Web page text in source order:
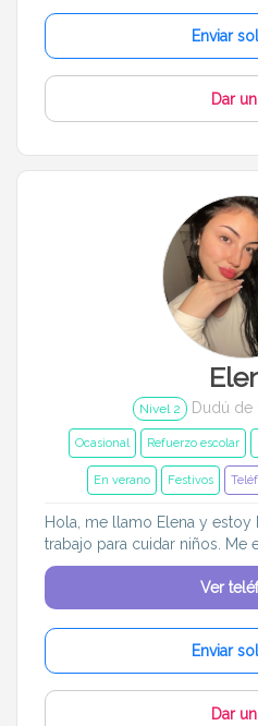
Enviar
Dar un
Nivel 2 Dudú de
Ocasional Refuerzo escolar
En verano Festivos
Hola, me llamo Elena y
trabajo para cuidar niños. Me
Ver
Enviar
Dar un